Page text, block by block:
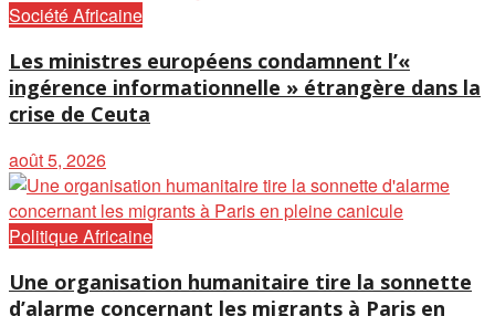
Société Africaine
Les ministres européens condamnent l’«
ingérence informationnelle » étrangère dans la
crise de Ceuta
août 5, 2026
Politique Africaine
Une organisation humanitaire tire la sonnette
d’alarme concernant les migrants à Paris en